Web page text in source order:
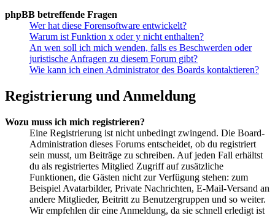
phpBB betreffende Fragen
Wer hat diese Forensoftware entwickelt?
Warum ist Funktion x oder y nicht enthalten?
An wen soll ich mich wenden, falls es Beschwerden oder
juristische Anfragen zu diesem Forum gibt?
Wie kann ich einen Administrator des Boards kontaktieren?
Registrierung und Anmeldung
Wozu muss ich mich registrieren?
Eine Registrierung ist nicht unbedingt zwingend. Die Board-
Administration dieses Forums entscheidet, ob du registriert
sein musst, um Beiträge zu schreiben. Auf jeden Fall erhältst
du als registriertes Mitglied Zugriff auf zusätzliche
Funktionen, die Gästen nicht zur Verfügung stehen: zum
Beispiel Avatarbilder, Private Nachrichten, E-Mail-Versand an
andere Mitglieder, Beitritt zu Benutzergruppen und so weiter.
Wir empfehlen dir eine Anmeldung, da sie schnell erledigt ist